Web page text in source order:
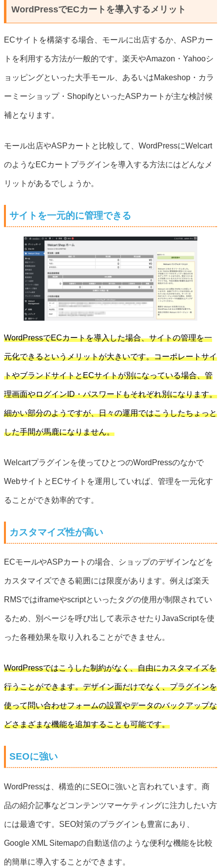
WordPressでECカートを導入するメリット
ECサイトを構築する場合、モールに出店するか、ASPカー
トを利用する方法が一般的です。楽天やAmazon・Yahooシ
ョッピングといった大手モール、あるいはMakeshop・カラ
ーミーショップ・ShopifyといったASPカートが主な検討候
補となります。
モール出店やASPカートと比較して、WordPressにWelcart
のようなECカートプラグインを導入する方法にはどんなメ
リットがあるでしょうか。
サイトを一元的に管理できる
WordPressでECカートを導入した場合、サイトの管理を一
元化できるというメリットが大きいです。コーポレートサイ
トやブランドサイトとECサイトが別になっている場合、管
理画面やログインID・パスワードもそれぞれ別になります。
細かい部分のようですが、日々の運用ではこうしたちょっと
した手間が馬鹿になりません。
Welcartプラグインを使ってひとつのWordPressのなかで
WebサイトとECサイトを運用していれば、管理を一元化す
ることができ効率的です。
カスタマイズ性が高い
ECモールやASPカートの場合、ショップのデザインなどを
カスタマイズできる範囲には限度があります。例えば楽天
RMSではiframeやscriptといったタグの使用が制限されてい
るため、別ページを呼び出して表示させたりJavaScriptを使
った各種効果を取り入れることができません。
WordPressではこうした制約がなく、自由にカスタマイズを
行うことができます。デザイン面だけでなく、プラグインを
使って問い合わせフォームの設置やデータのバックアップな
どさまざまな機能を追加することも可能です。
SEOに強い
WordPressは、構造的にSEOに強いと言われています。商
品の紹介記事などコンテンツマーケティングに注力したい方
には最適です。SEO対策のプラグインも豊富にあり、
Google XML Sitemapの自動送信のような便利な機能を比較
的簡単に導入することができます。